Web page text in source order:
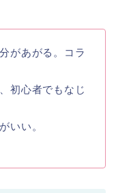
があがる。コラ
初心者でもなじ
いい。